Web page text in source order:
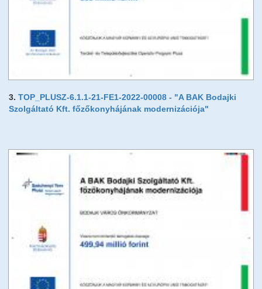
3. TOP_PLUSZ-6.1.1-21-FE1-2022-00008 - "A BAK Bodajki
Szolgáltató Kft. főzőkonyhájának modernizációja"